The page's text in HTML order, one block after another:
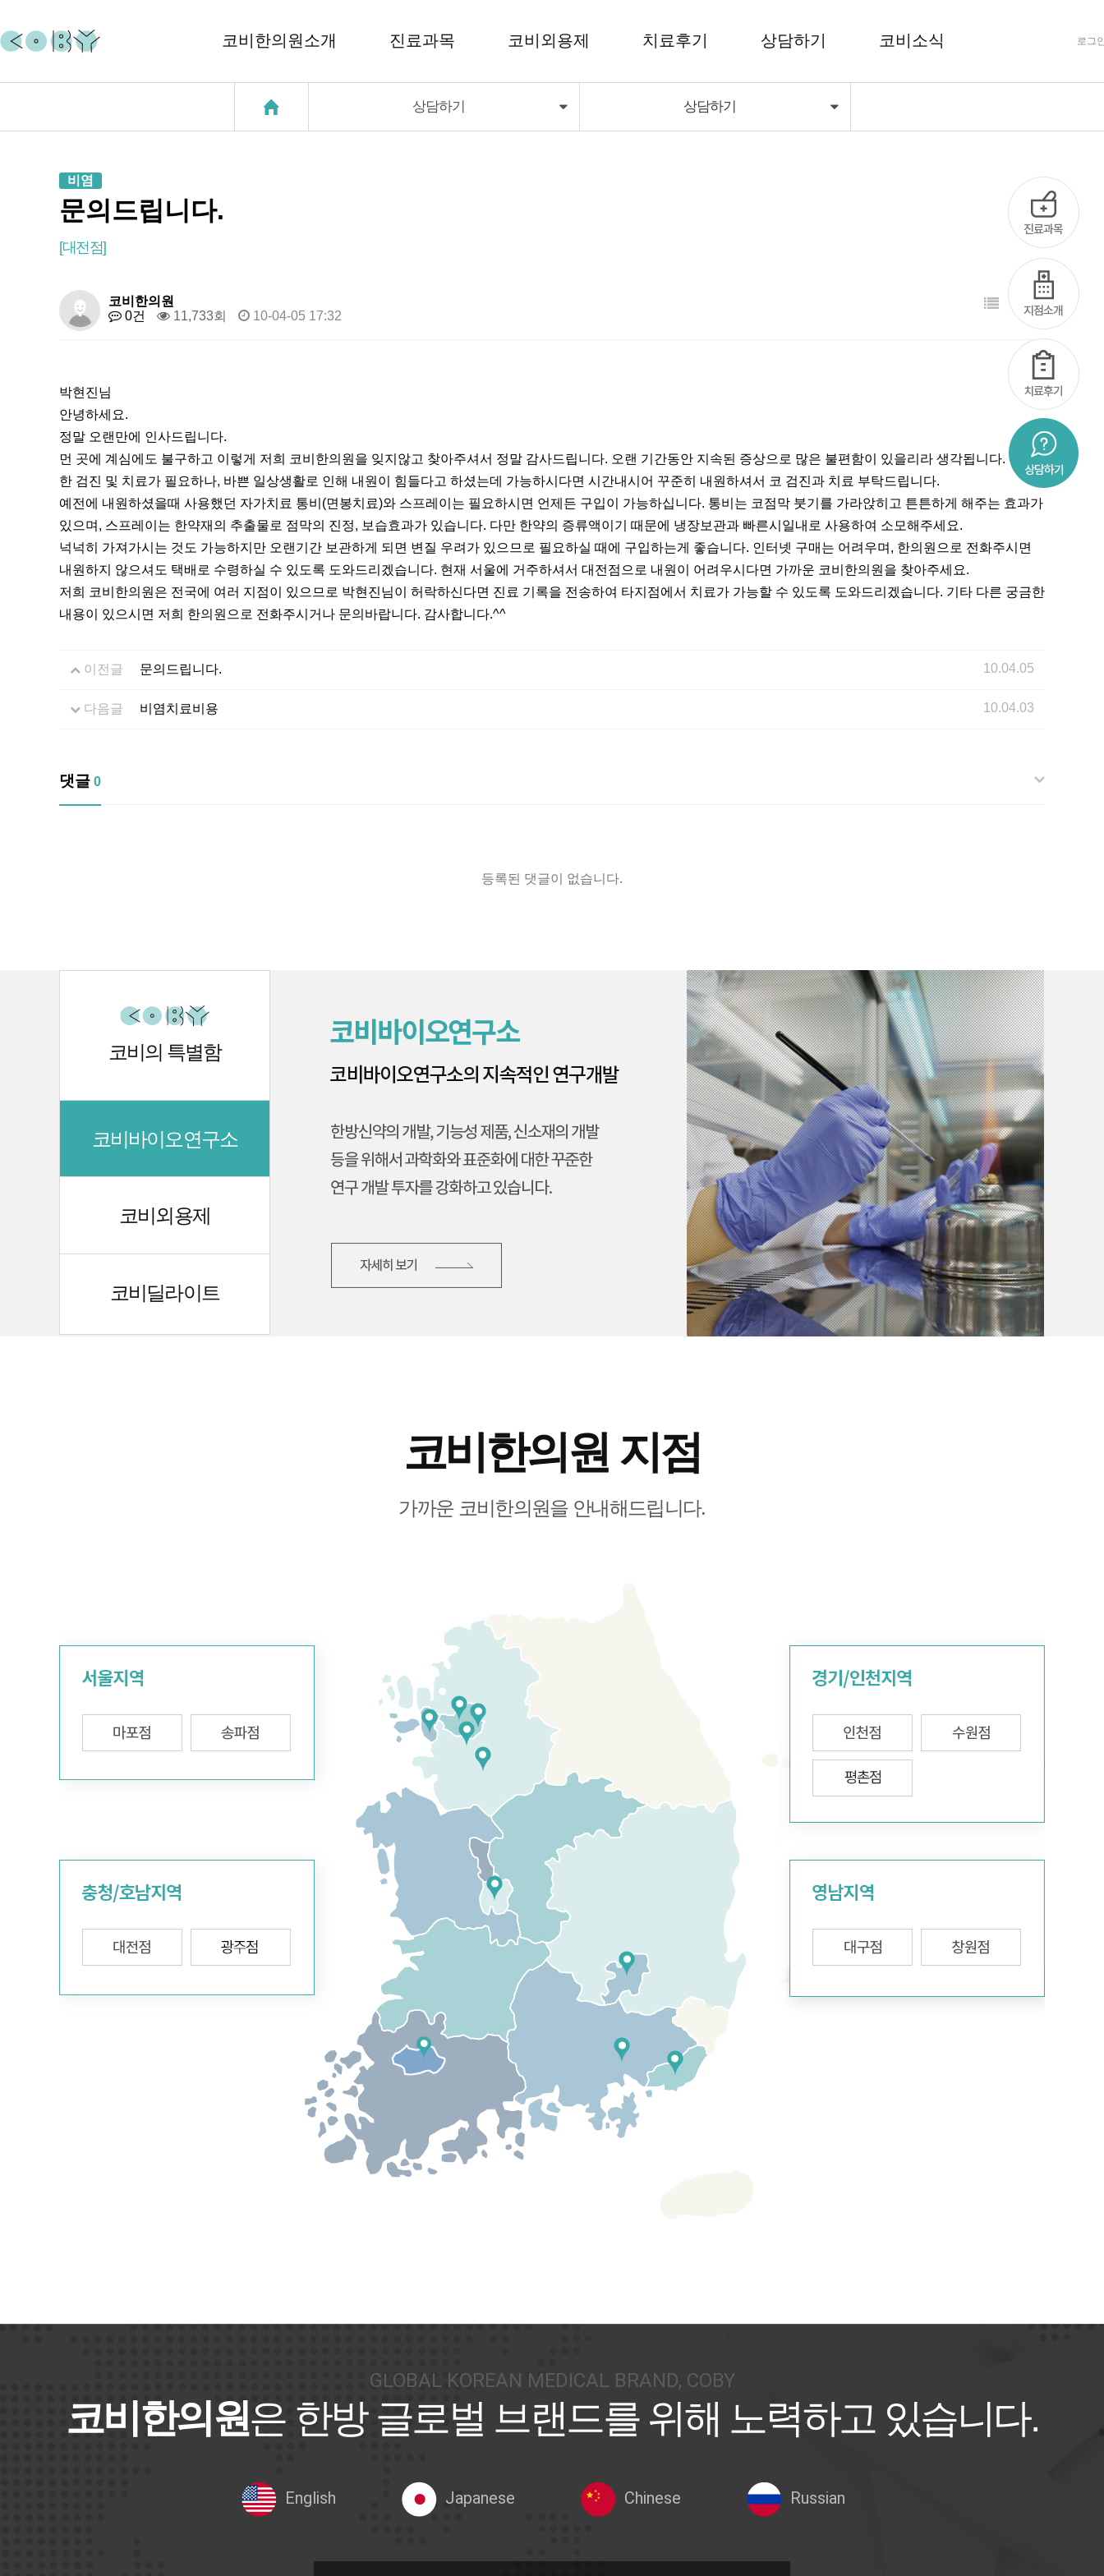
코비한의원소개 진료과목 코비외용제 치료후기 상담하기 코비소식
코비외용제
로그
상담하기 상담하기
비염
문의드립니다.
[대전점]
코비한의원
0건
11,733회 10-04-05 17:32
박현진님
안녕하세요.
정말 오랜만에 인사드립니다.
먼 곳에 계심에도 불구하고 이렇게 저희 코비한의원을 잊지않고 찾아주셔서 정말 감사드립니다. 오랜 기간동안 지속된 증상으로 많은 불편함이 있을리라 생각됩니다. 꾸준
한 검진 및 치료가 필요하나, 바쁜 일상생활로 인해 내원이 힘들다고 하셨는데 가능하시다면 시간내시어 꾸준히 내원하셔서 코 검진과 치료 부탁드립니다.
예전에 내원하셨을때 사용했던 자가치료 통비(면봉치료)와 스프레이는 필요하시면 언제든 구입이 가능하십니다. 통비는 코점막 붓기를 가라앉히고 튼튼하게 해주는 효과가
있으며, 스프레이는 한약재의 추출물로 점막의 진정, 보습효과가 있습니다. 다만 한약의 증류액이기 때문에 냉장보관과 빠른시일내로 사용하여 소모해주세요.
넉넉히 가져가시는 것도 가능하지만 오랜기간 보관하게 되면 변질 우려가 있으므로 필요하실 때에 구입하는게 좋습니다. 인터넷 구매는 어려우며, 한의원으로 전화주시면
내원하지 않으셔도 택배로 수령하실 수 있도록 도와드리겠습니다. 현재 서울에 거주하셔서 대전점으로 내원이 어려우시다면 가까운 코비한의원을 찾아주세요.
저희 코비한의원은 전국에 여러 지점이 있으므로 박현진님이 허락하신다면 진료 기록을 전송하여 타지점에서 치료가 가능할 수 있도록 도와드리겠습니다. 기타 다른 궁금한
내용이 있으시면 저희 한의원으로 전화주시거나 문의바랍니다. 감사합니다.^^
이전글 문의드립니다. 10.04.05
다음글 비염치료비용 10.04.03
댓글 0
등록된 댓글이 없습니다.
코비의 특별함
코비바이오연구소
코비외용제
코비딜라이트
코비한의원 지점
가까운 코비한의원을 안내해드립니다.
GLOBAL KOREAN MEDICAL BRAND, COBY
코비한의원은 한방 글로벌 브랜드를 위해 노력하고 있습니다.
English Japanese Chinese Russian